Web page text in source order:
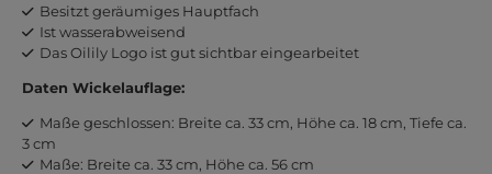
Besitzt geräumiges Hauptfach
Ist wasserabweisend
Das Oilily Logo ist gut sichtbar eingearbeitet
Daten Wickelauflage:
Maße geschlossen: Breite ca. 33 cm, Höhe ca. 18 cm, Tiefe ca.
3 cm
Maße: Breite ca. 33 cm, Höhe ca. 56 cm